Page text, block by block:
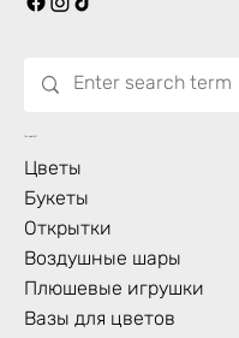
Что цветет?
Цветы
Букеты
Открытки
Воздушные шары
Плюшевые игрушки
Вазы для цветов